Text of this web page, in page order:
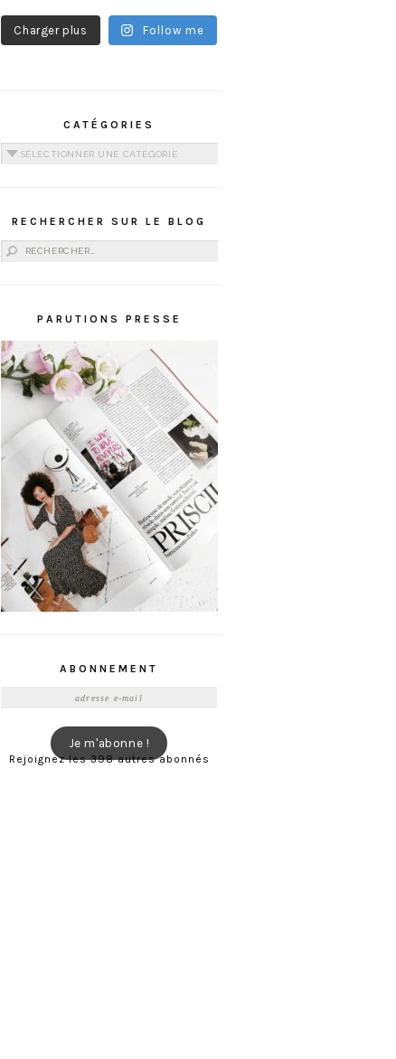
Charger plus Follow me
CATÉGORIES
Catégories
RECHERCHER SUR LE BLOG
Rechercher :
PARUTIONS PRESSE
ABONNEMENT
Je m'abonne !
Rejoignez les 398 autres abonnés